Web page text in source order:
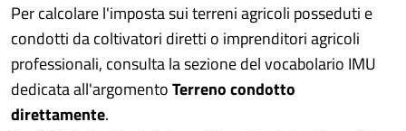
Per calcolare l'imposta sui terreni agricoli posseduti e
condotti da coltivatori diretti o imprenditori agricoli
professionali, consulta la sezione del vocabolario IMU
dedicata all'argomentoTerreno condotto
direttamente.